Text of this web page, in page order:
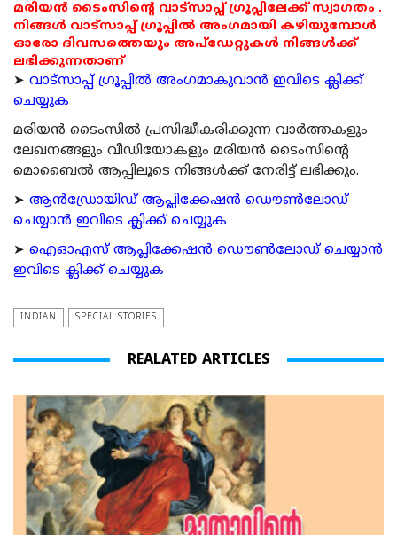
മരിയൻ ടൈംസിന്റെ വാട്സാപ്പ് ഗ്രൂപ്പിലേക്ക് സ്വാഗതം .
നിങ്ങൾ വാട്സാപ്പ് ഗ്രൂപ്പിൽ അംഗമായി കഴിയുമ്പോൾ
ഓരോ ദിവസത്തെയും അപ്ഡേറ്റുകൾ നിങ്ങൾക്ക്
ലഭിക്കുന്നതാണ്
➤ വാട്സാപ്പ് ഗ്രൂപ്പിൽ അംഗമാകുവാൻ ഇവിടെ ക്ലിക്ക്
ചെയ്യുക
മരിയന്‍ ടൈംസില്‍ പ്രസിദ്ധീകരിക്കുന്ന വാര്‍ത്തകളും
ലേഖനങ്ങളും വീഡിയോകളും മരിയന്‍ ടൈംസിന്റെ
മൊബൈല്‍ ആപ്പിലൂടെ നിങ്ങള്‍ക്ക് നേരിട്ട് ലഭിക്കും.
➤ ആന്‍ഡ്രോയിഡ് ആപ്ലിക്കേഷന്‍ ഡൌണ്‍ലോഡ്
ചെയ്യാന്‍ ഇവിടെ ക്ലിക്ക് ചെയ്യുക
➤ ഐഓഎസ് ആപ്ലിക്കേഷന്‍ ഡൌണ്‍ലോഡ് ചെയ്യാന്‍
ഇവിടെ ക്ലിക്ക് ചെയ്യുക
INDIAN SPECIAL STORIES
REALATED ARTICLES